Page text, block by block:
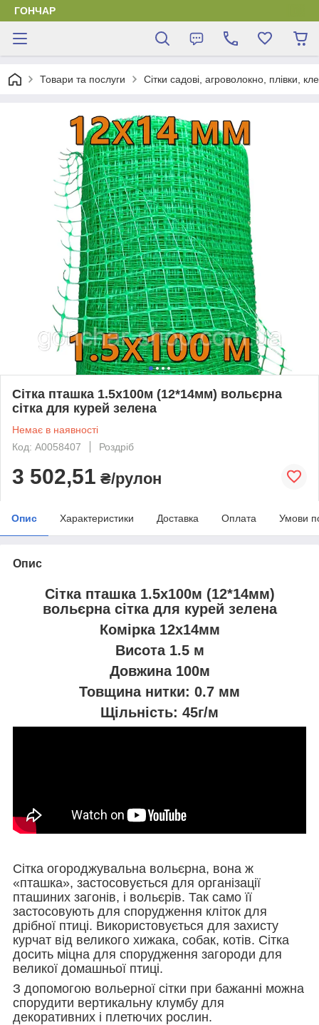
ГОНЧАР
Товари та послуги Сітки садові, агроволокно, плівки,
Сітка пташка 1.5х100м (12*14мм) вольєрна
сітка для курей зелена
Немає в наявності
Код: А0058407
Роздріб
3 502,51 ₴/рулон
Опис Характеристики Доставка Оплата Умови
Опис
Сітка пташка 1.5х100м (12*14мм)
вольєрна сітка для курей зелена
Комірка 12х14мм
Висота 1.5 м
Довжина 100м
Товщина нитки: 0.7 мм
Щільність: 45г/м
Сітка огороджувальна вольєрна, вона ж
«пташка», застосовується для організації
пташиних загонів, і вольєрів. Так само її
застосовують для спорудження кліток для
дрібної птиці. Використовується для захисту
курчат від великого хижака, собак, котів. Сітка
досить міцна для спорудження загороди для
великої домашньої птиці.
З допомогою вольерної сітки при бажанні можна
спорудити вертикальну клумбу для
декоративних і плетючих рослин.